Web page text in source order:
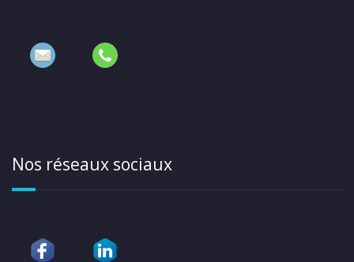
Nos réseaux sociaux